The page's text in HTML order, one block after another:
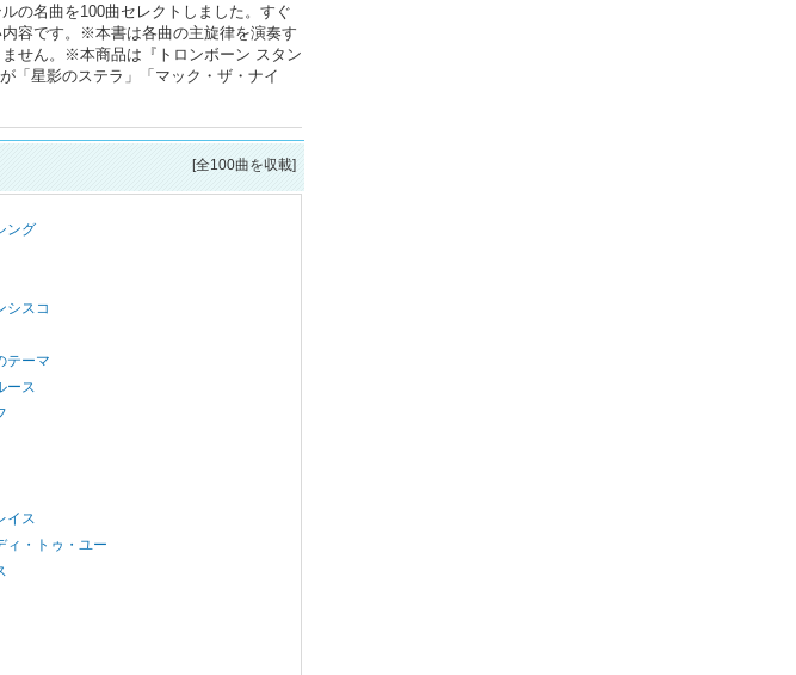
の名曲を100曲セレクトしました。すぐ
容です。※本書は各曲の主旋律を演奏す
せん。※本商品は『トロンボーン スタン
「星影のステラ」「マック・ザ・ナイ
[全100曲を収載]
ング
シスコ
テーマ
ース
イス
ィ・トゥ・ユー